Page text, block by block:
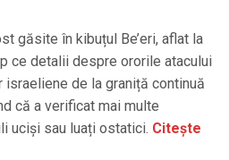
găsite în kibuțul Be’eri, aflat la
ce detalii despre ororile atacului
de la graniță continuă
că a verificat mai multe
uciși sau luați ostatici. Citește